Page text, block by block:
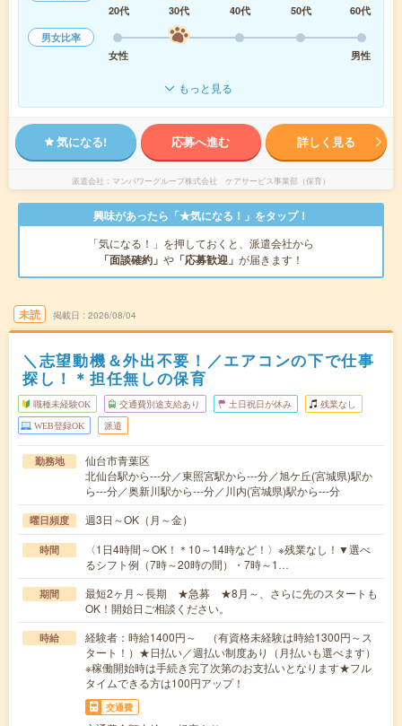
20代
30代 40代 50代
60代
男女比率
女性
男性
もっと見る
気になる! 応募へ進む 詳しく見る
派遣会社 マンパワーグループ株式会社 ケアサービス事業部（保育）
興味があったら「★気になる！」をタップ！
「気になる！」を押しておくと、派遣会社から
「面談確約」 や 「応募歓迎」 が届きます！
未読 掲載日 2026/08/04
＼志望動機＆外出不要！／エアコンの下で仕事
探し！＊担任無しの保育
職種未経験OK 交通費別途支給あり 土日祝日が休み 残業なし
WEB登録OK 派遣
勤務地
仙台市青葉区
北仙台駅から---分／東照宮駅から---分／旭ケ丘(宮城県)駅か
ら---分／奥新川駅から---分／川内(宮城県)駅から---分
曜日頻度 週3日～OK（月～金）
時間
〈1日4時間～OK！＊10～14時など！〉※残業なし！▼選べ
るシフト例（7時～20時の間）・7時～1…
期間
最短2ヶ月～長期 ★急募 ★8月～、さらに先のスタートも
OK！開始日ご相談ください。
時給
経験者：時給1400円～ （有資格未経験は時給1300円～ス
タート！）★日払い／週払い制度あり（月払いも選べます）
※稼働開始時は手続き完了次第のお支払いとなります★フル
タイムできる方は100円アップ！
交通費